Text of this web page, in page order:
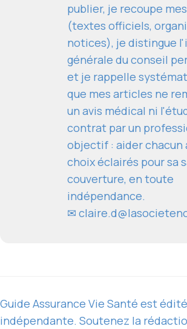
publier, je recoupe
(textes officiels,
notices), je distingue
générale du conseil
et je rappelle
que mes articles ne
un avis médical ni
contrat par un
objectif : aider chacun
choix éclairés pour sa
couverture, en toute
indépendance.
✉
Guide Assurance Vie Santé est
indépendante. Soutenez la